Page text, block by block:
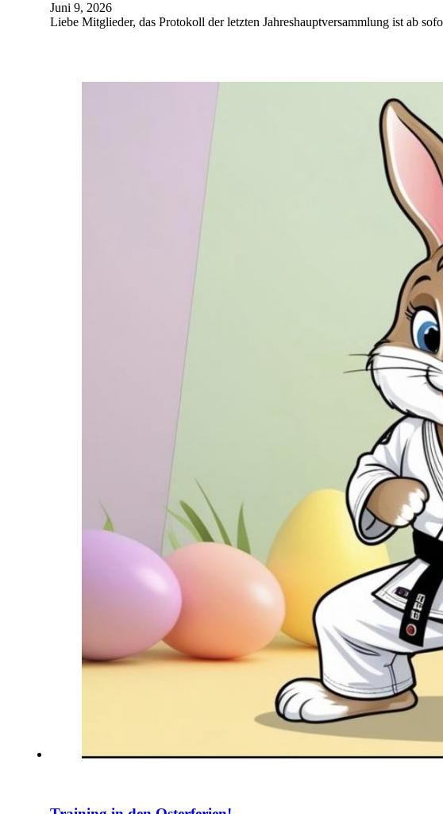
Juni 9, 2026
Liebe Mitglieder, das Protokoll der letzten Jahreshauptversammlung ist ab